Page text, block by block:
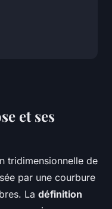
et ses
tridimensionnelle de
par une courbure
La définition